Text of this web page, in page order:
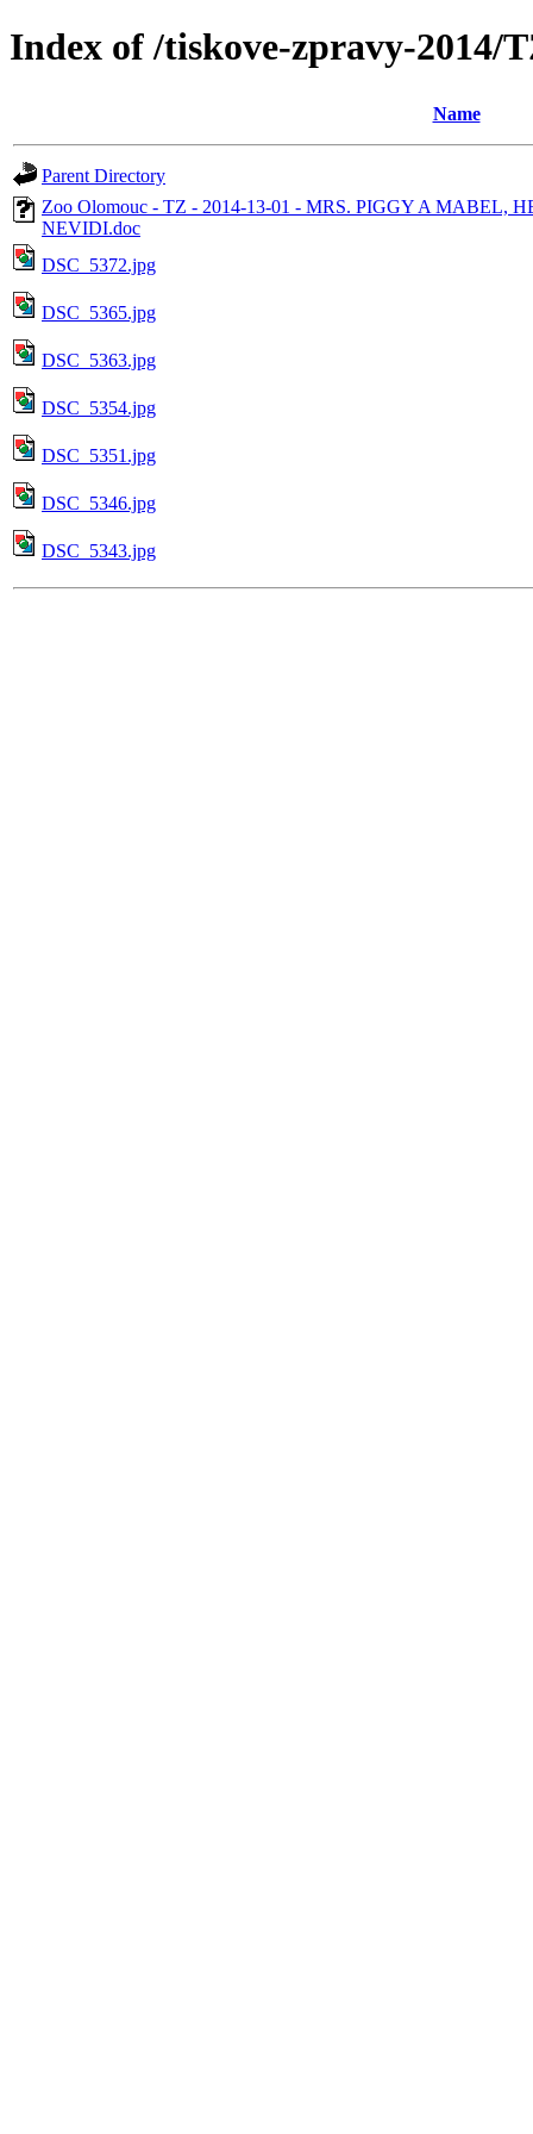
Index of /tiskove-zpravy-2014/
Name
Parent Directory
Zoo Olomouc - TZ - 2014-13-01 - MRS. PIGGY A MABEL,
NEVIDI.doc
DSC_5372.jpg
DSC_5365.jpg
DSC_5363.jpg
DSC_5354.jpg
DSC_5351.jpg
DSC_5346.jpg
DSC_5343.jpg